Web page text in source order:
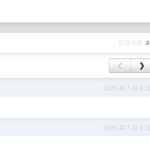
回复总数
❮ ❯
2025 年 7 月 8 日
2025 年 7 月 2 日